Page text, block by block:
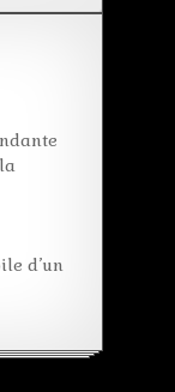
d’un